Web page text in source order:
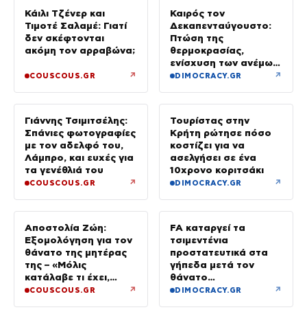
Κάιλι Τζένερ και
Τιμοτέ Σαλαμέ: Γιατί
δεν σκέφτονται
ακόμη τον αρραβώνα;
COUSCOUS.GR ↗
Καιρός τον
Δεκαπενταύγουστο:
Πτώση της
θερμοκρασίας,
ενίσχυση των ανέμων
και καταιγίδες όπου
DIMOCRACY.GR ↗
Γιάννης Τσιμιτσέλης:
Σπάνιες φωτογραφίες
με τον αδελφό του,
Λάμπρο, και ευχές για
τα γενέθλιά του
COUSCOUS.GR ↗
Τουρίστας στην
Κρήτη ρώτησε πόσο
κοστίζει για να
ασελγήσει σε ένα
10χρονο κοριτσάκι
DIMOCRACY.GR ↗
Αποστολία Ζώη:
Εξομολόγηση για τον
θάνατο της μητέρας
της – «Μόλις
κατάλαβε τι έχει,
έφυγε»
COUSCOUS.GR ↗
FA καταργεί τα
τσιμεντένια
προστατευτικά στα
γήπεδα μετά τον
θάνατο
ποδοσφαιριστή
DIMOCRACY.GR ↗